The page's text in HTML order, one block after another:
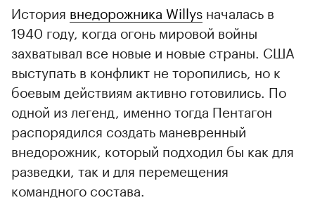
00:00 / 00:00
История внедорожника Willys началась в
1940 году, когда огонь мировой войны
захватывал все новые и новые страны. США
выступать в конфликт не торопились, но к
боевым действиям активно готовились. По
одной из легенд, именно тогда Пентагон
распорядился создать маневренный
внедорожник, который подходил бы как для
разведки, так и для перемещения
командного состава.